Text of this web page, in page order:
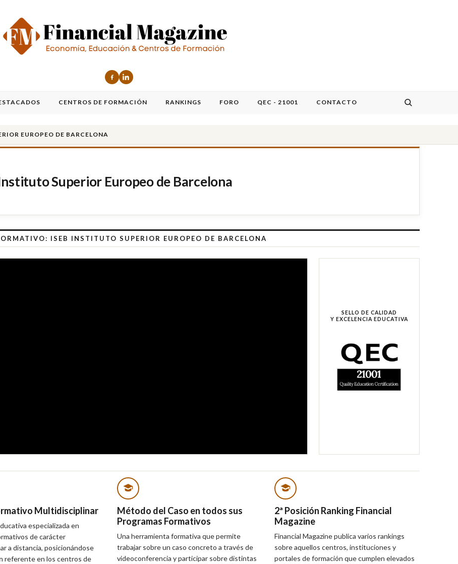
CENTROS DE FORMACIÓN RANKINGS FORO QEC - 21001 CONTACTO
EUROPEO DE BARCELONA
Superior Europeo de Barcelona
ISEB INSTITUTO SUPERIOR EUROPEO DE BARCELONA
SELLO DE CALIDAD
Y EXCELENCIA EDUCATIVA
Multidisciplinar
especializada en
de carácter
a distancia, posicionándose
referente en los centros de
Método del Caso en todos sus
Programas Formativos
Una herramienta formativa que permite
trabajar sobre un caso concreto a través de
videoconferencia y participar sobre distintas
2ª Posición Ranking Financial
Magazine
Financial Magazine publica varios rankings
sobre aquellos centros, instituciones y
portales de formación que cumplen elevados